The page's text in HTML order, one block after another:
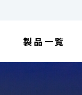
製品一覧